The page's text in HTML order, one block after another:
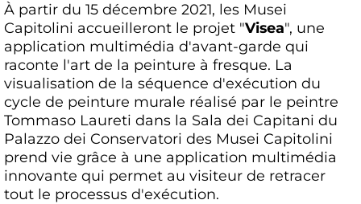
À partir du 15 décembre 2021, les Musei
Capitolini accueilleront le projet "Visea", une
application multimédia d'avant-garde qui
raconte l'art de la peinture à fresque. La
visualisation de la séquence d'exécution du
cycle de peinture murale réalisé par le peintre
Tommaso Laureti dans la Sala dei Capitani du
Palazzo dei Conservatori des Musei Capitolini
prend vie grâce à une application multimédia
innovante qui permet au visiteur de retracer
tout le processus d'exécution.